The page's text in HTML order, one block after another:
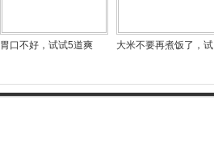
胃口不好，试试5道爽 大米不要再煮饭了，试